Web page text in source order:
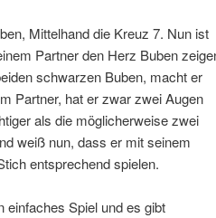
Mittelhand die Kreuz 7. Nun ist
Partner den Herz Buben
schwarzen Buben, macht er
Partner, hat er zwar zwei Augen
als die möglicherweise zwei
weiß nun, dass er mit seinem
entsprechend spielen.
einfaches Spiel und es gibt